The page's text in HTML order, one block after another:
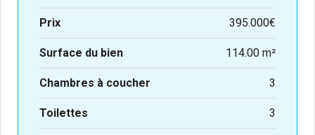
Prix 395.000€
Surface du bien 114.00 m²
Chambres à coucher 3
Toilettes 3